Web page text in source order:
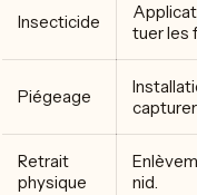
Insecticide
tuer les
Piégeage
Retrait
physique
nid.